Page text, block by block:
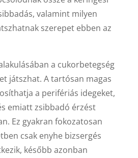
valamint milyen
szerepet ebben az
a cukorbetegség
játszhat. A tartósan magas
a perifériás idegeket,
emiatt zsibbadó érzést
Ez gyakran fokozatosan
csak enyhe bizsergés
később azonban